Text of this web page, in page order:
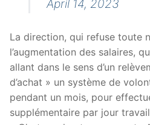
April 14, 2023
La direction, qui refuse toute
l’augmentation des salaires,
allant dans le sens d’un
d’achat » un système de
pendant un mois, pour
supplémentaire par jour